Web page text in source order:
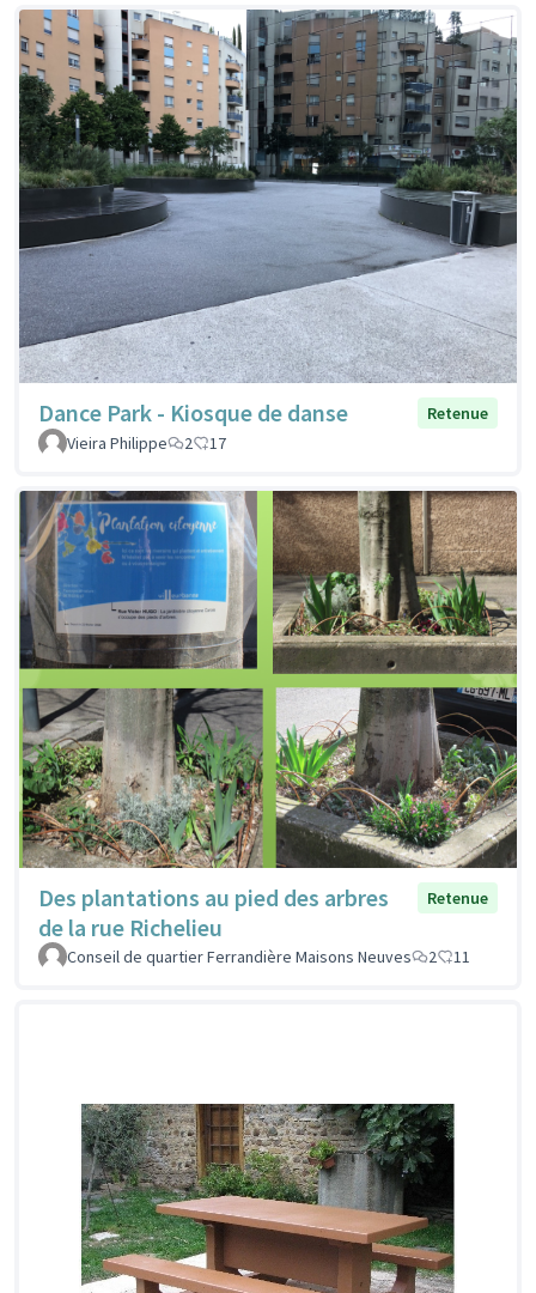
Dance Park - Kiosque de danse
Retenue
Vieira Philippe
2 17
Des plantations au pied des arbres
de la rue Richelieu
Retenue
Conseil de quartier Ferrandière Maisons Neuves 2 11